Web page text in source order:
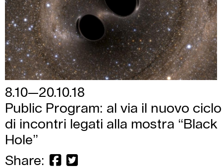
8.10—20.10.18
Public Program: al via il nuovo ciclo
di incontri legati alla mostra “Black
Hole”
Share: